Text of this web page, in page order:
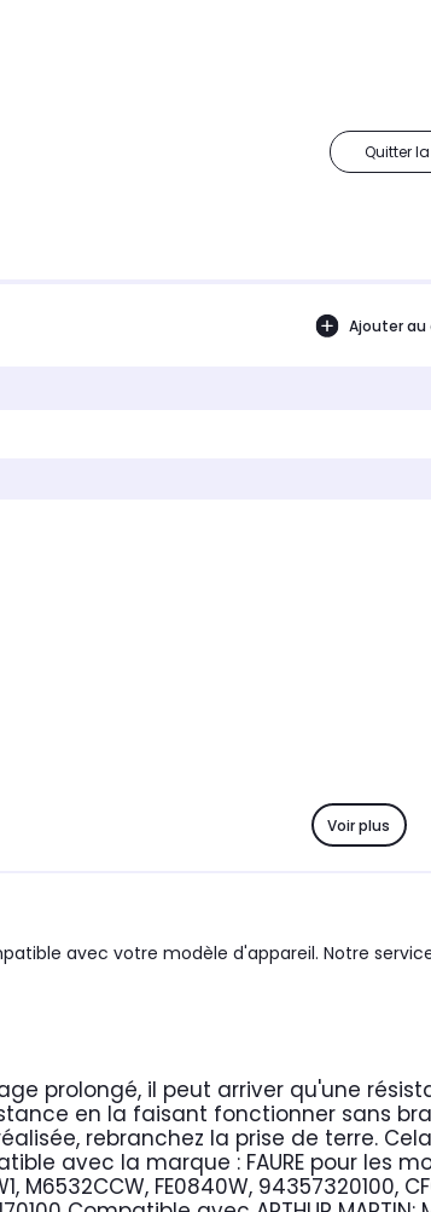
Quitter
Ajouter
Voir plus
avec votre modèle d'appareil. Notre
prolongé, il peut arriver qu'une
en la faisant fonctionner sans
rebranchez la prise de terre.
avec la marque : FAURE pour les
M6532CCW, FE0840W, 94357320100,